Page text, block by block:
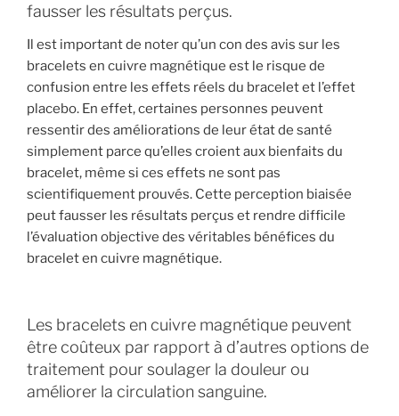
fausser les résultats perçus.
Il est important de noter qu’un con des avis sur les
bracelets en cuivre magnétique est le risque de
confusion entre les effets réels du bracelet et l’effet
placebo. En effet, certaines personnes peuvent
ressentir des améliorations de leur état de santé
simplement parce qu’elles croient aux bienfaits du
bracelet, même si ces effets ne sont pas
scientifiquement prouvés. Cette perception biaisée
peut fausser les résultats perçus et rendre difficile
l’évaluation objective des véritables bénéfices du
bracelet en cuivre magnétique.
Les bracelets en cuivre magnétique peuvent
être coûteux par rapport à d’autres options de
traitement pour soulager la douleur ou
améliorer la circulation sanguine.